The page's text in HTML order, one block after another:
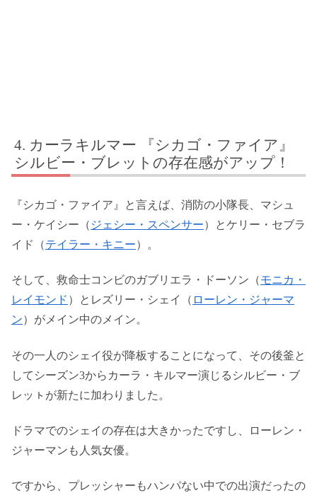
カーラキルマー 『シカゴ・ファイア』
シルビー・ブレットの存在感がアップ！
『シカゴ・ファイア』と言えば、消防の小隊長、マシュ
ー・ケイシー（ ジェシー・スペンサー）とケリー・セブラ
イド（テイラー・キニー）。
そして、救命士コンビのガブリエラ・ドーソン（モニカ・
レイモンド ）とレズリー・シェイ（ ローレン・ジャーマ
ン）がメイン中のメイン。
その一人のシェイ役が降板することになって、その後釜と
してシーズン3からカーラ・キルマー演じるシルビー・ブ
レッㇳが新たに加わりました。
ドラマでのシェイの存在は大きかったですし、ローレン・
ジャーマンも人気女優。
ですから、プレッシャーもハンパない中での出演だったの